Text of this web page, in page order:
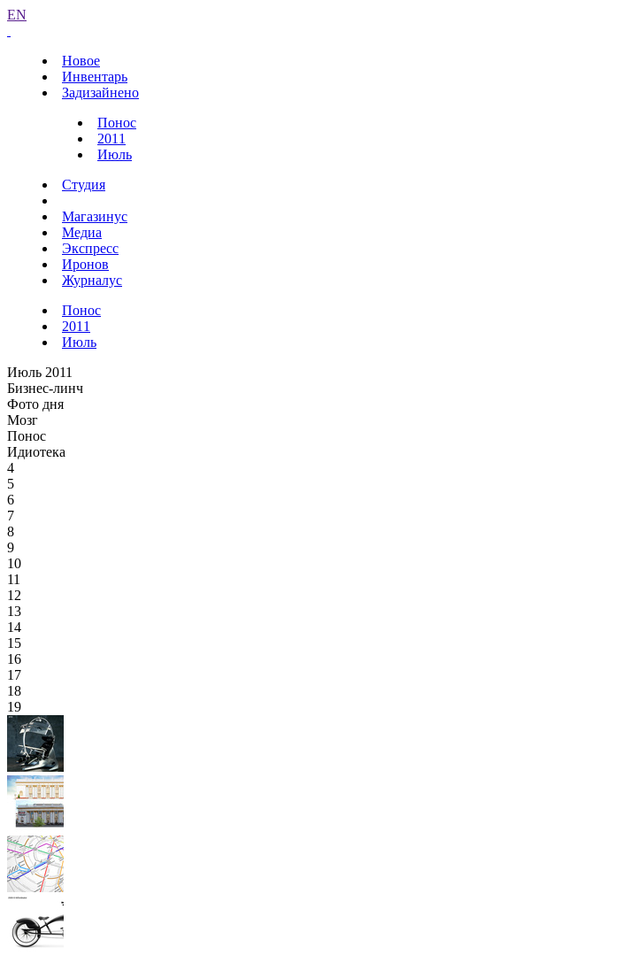
EN
Новое
Инвентарь
Задизайнено
Понос
2011
Июль
Студия
Магазинус
Медиа
Экспресс
Иронов
Журналус
Понос
2011
Июль
Июль 2011
Бизнес-линч
Фото дня
Мозг
Понос
Идиотека
4
5
6
7
8
9
10
11
12
13
14
15
16
17
18
19